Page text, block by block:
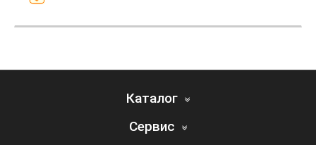
Каталог
Сервис